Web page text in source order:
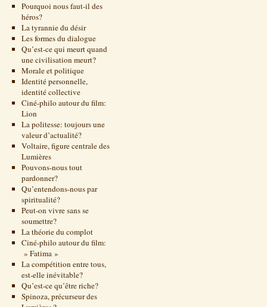
Pourquoi nous faut-il des
héros?
La tyrannie du désir
Les formes du dialogue
Qu’est-ce qui meurt quand
une civilisation meurt?
Morale et politique
Identité personnelle,
identité collective
Ciné-philo autour du film:
Lion
La politesse: toujours une
valeur d’actualité?
Voltaire, figure centrale des
Lumières
Pouvons-nous tout
pardonner?
Qu’entendons-nous par
spiritualité?
Peut-on vivre sans se
soumettre?
La théorie du complot
Ciné-philo autour du film:
» Fatima »
La compétition entre tous,
est-elle inévitable?
Qu’est-ce qu’être riche?
Spinoza, précurseur des